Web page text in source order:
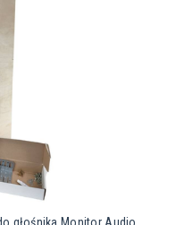
głośnika Monitor Audio